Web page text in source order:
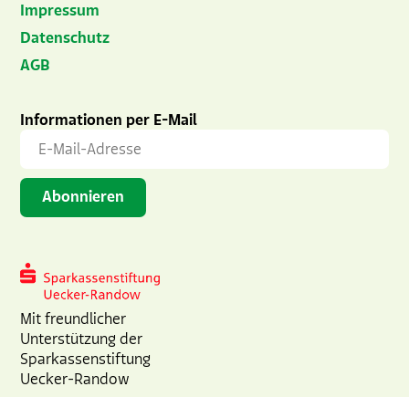
Impressum
Datenschutz
AGB
Informationen per E-Mail
Mit freundlicher
Unterstützung der
Sparkassenstiftung
Uecker-Randow